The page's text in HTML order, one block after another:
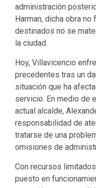
administración
Harman, dicha obra
destinados no se
la ciudad.
Hoy, Villavicencio
precedentes tras un
situación que ha
servicio. En medio de
actual alcalde,
responsabilidad de
tratarse de una
omisiones de
Con recursos
puesto en